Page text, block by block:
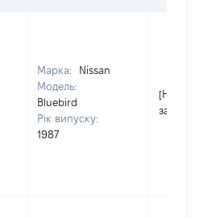
Марка:
Nissan
Модель:
Bluebird
Рік випуску:
1987
[Не